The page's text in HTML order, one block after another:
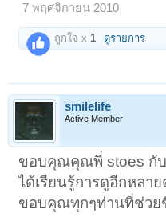
7 พฤศจิกายน 2010
ถูกใจ x 1 ดูรายการ
smilelife
Active Member
ขอบคุณคุณพี่ stoes กั
ได้เรียนรู้การดูอีกหลา
ขอบคุณทุกๆท่านที่ช่วย